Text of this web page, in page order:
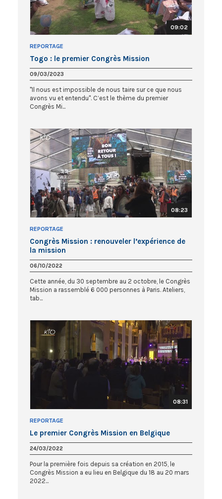
09:02
REPORTAGE
Togo : le premier Congrès Mission
09/03/2023
"Il nous est impossible de nous taire sur ce que nous
avons vu et entendu". C’est le thème du premier
Congrès Mi...
08:23
REPORTAGE
Congrès Mission : renouveler l’expérience de
la mission
06/10/2022
Cette année, du 30 septembre au 2 octobre, le Congrès
Mission a rassemblé 6 000 personnes à Paris. Ateliers,
tab...
08:31
REPORTAGE
Le premier Congrès Mission en Belgique
24/03/2022
Pour la première fois depuis sa création en 2015, le
Congrès Mission a eu lieu en Belgique du 18 au 20 mars
2022...